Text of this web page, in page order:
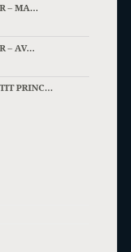
– MA...
– AV...
PRINC...